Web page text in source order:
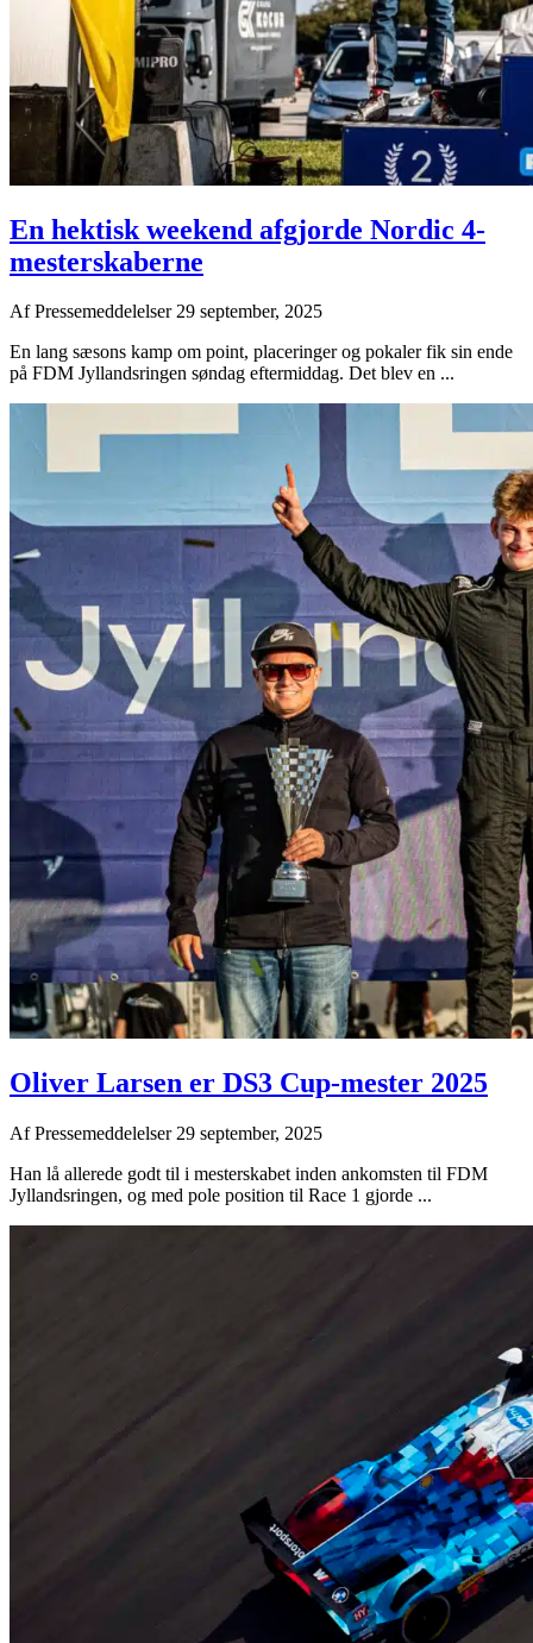
En hektisk weekend afgjorde Nordic 4-
mesterskaberne
AfPressemeddelelser29 september, 2025
En lang sæsons kamp om point, placeringer og pokaler fik sin ende
på FDM Jyllandsringen søndag eftermiddag. Det blev en ...
Oliver Larsen er DS3 Cup-mester 2025
AfPressemeddelelser 29 september, 2025
Han lå allerede godt til i mesterskabet inden ankomsten til FDM
Jyllandsringen, og med pole position til Race 1 gjorde ...